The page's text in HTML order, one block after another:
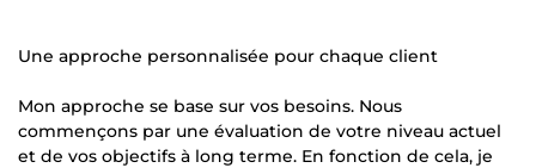
Une approche personnalisée pour chaque client
Mon approche se base sur vos besoins. Nous
commençons par une évaluation de votre niveau actuel
et de vos objectifs à long terme. En fonction de cela, je